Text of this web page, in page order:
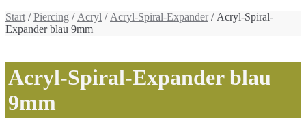
Start /Piercing / Acryl / Acryl-Spiral-Expander/ Acryl-Spiral-
Expander blau 9mm
Acryl-Spiral-Expander blau
9mm